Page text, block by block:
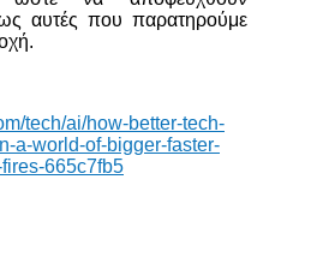
αυτές που παρατηρούμε
tech/ai/how-better-tech-
a-world-of-bigger-faster-
665c7fb5